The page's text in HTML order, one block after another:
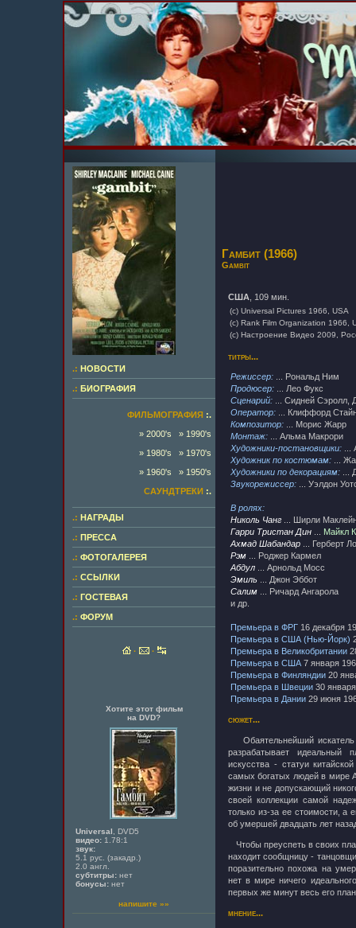
.: НОВОСТИ
.: БИОГРАФИЯ
ФИЛЬМОГРАФИЯ :.
» 2000's
» 1990's
» 1980's
» 1970's
» 1960's
» 1950's
САУНДТРЕКИ :.
.: НАГРАДЫ
.: ПРЕССА
.: ФОТОГАЛЕРЕЯ
.: ССЫЛКИ
.: ГОСТЕВАЯ
.: ФОРУМ
· ·
Хотите этот фильм
на DVD?
Universal , DVD5
видео: 1.78:1
звук:
5.1 рус. (закадр.)
2.0 англ.
субтитры: нет
бонусы: нет
напишите »»
Гамбит (1966)
Gambit
США , 109 мин.
(c) Universal Pictures 1966, USA
(c) Rank Film Organization 1966,
(c) Настроение Видео 2009,
титры...
Режиссер: ... Рональд Ним
Продюсер: ... Лео Фукс
Сценарий: ... Сидней Сэролл,
Оператор: ... Клиффорд
Композитор: ... Морис Жарр
Монтаж: ... Альма Макрори
Художники-постановщики: ...
Художник по костюмам: ...
Художники по декорациям: ...
Звукорежиссер: ... Уэлдон
В ролях:
Николь Чанг ... Ширли
Гарри Тристан Дин
Майкл
Ахмад Шабандар ... Герберт
Рэм ... Роджер Кармел
Абдул ... Арнольд Мосс
Эмиль ... Джон Эббот
Салим ... Ричард Ангарола
и др.
Премьера в ФРГ 16 декабря
Премьера в США (Нью-Йорк)
Премьера в Великобритании
Премьера в США 7 января
Премьера в Финляндии 20
Премьера в Швеции 30
Премьера в Дании 29 июня
сюжет...
Обаятельнейший искатель
разрабатывает идеальный
искусства - статуи
самых богатых людей в мире
жизни и не допускающий
своей коллекции самой
только из-за ее стоимости, а
об умершей двадцать лет
Чтобы преуспеть в своих
находит сообщницу -
поразительно похожа на
нет в мире ничего
первых же минут весь его
мнение...